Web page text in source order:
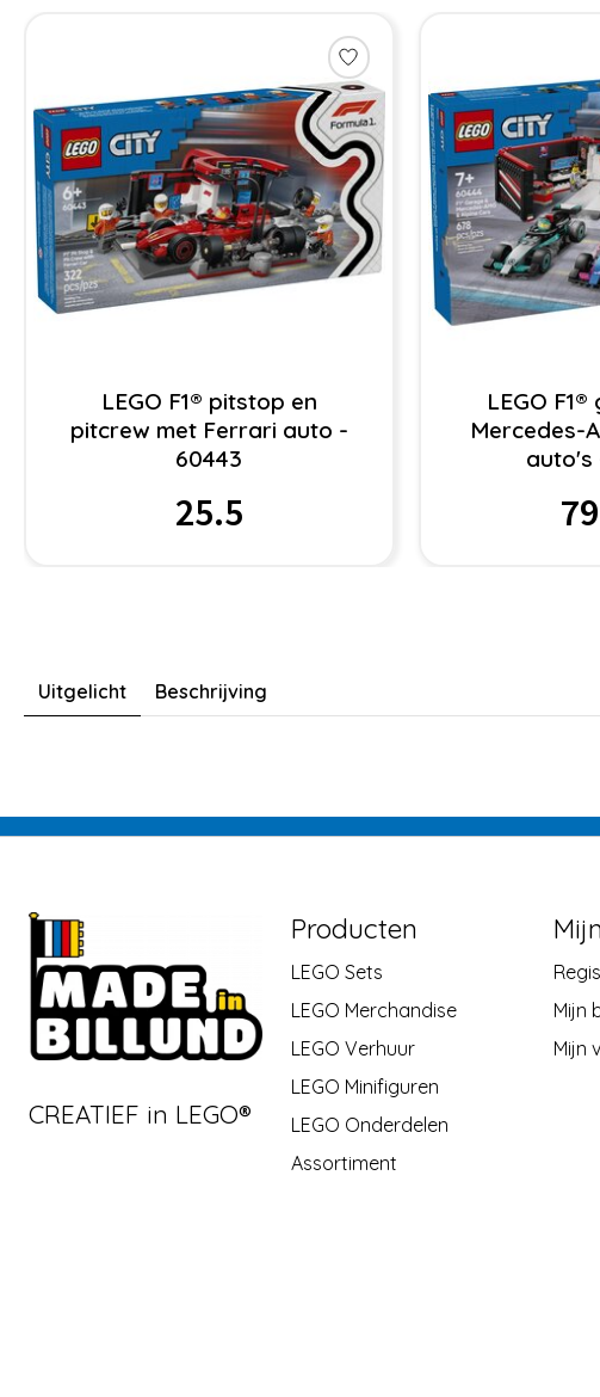
LEGO F1® pitstop en
pitcrew met Ferrari auto -
60443
25.5
LEGO
Mercedes-
auto's
Uitgelicht Beschrijving
CREATIEF in LEGO®
Producten
LEGO Sets
LEGO Merchandise
LEGO Verhuur
LEGO Minifiguren
LEGO Onderdelen
Assortiment
Mijn
Mijn